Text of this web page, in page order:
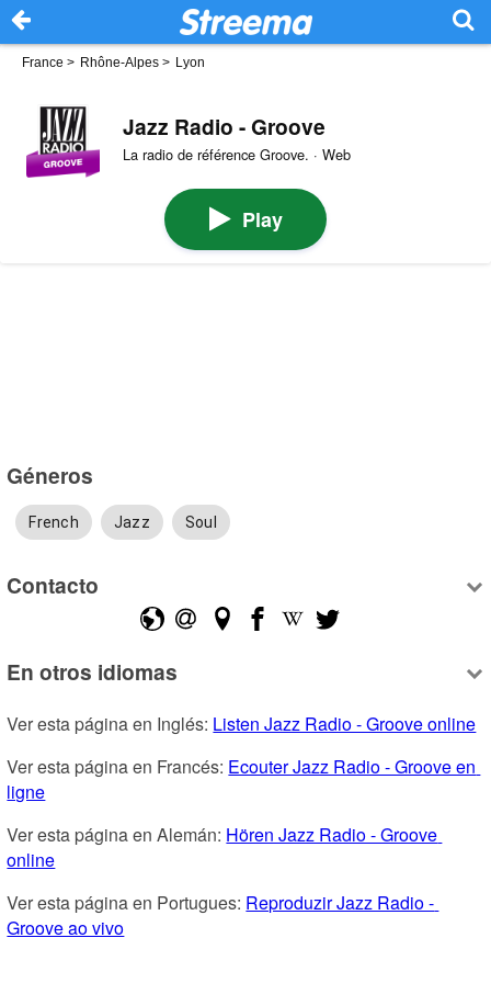
France > Rhône-Alpes > Lyon
Jazz Radio - Groove
La radio de référence Groove. · Web
Play
Géneros
French Jazz Soul
Contacto
En otros idiomas
Ver esta página en Inglés: Listen Jazz Radio - Groove online
Ver esta página en Francés: Ecouter Jazz Radio - Groove en
ligne
Ver esta página en Alemán: Hören Jazz Radio - Groove
online
Ver esta página en Portugues: Reproduzir Jazz Radio -
Groove ao vivo